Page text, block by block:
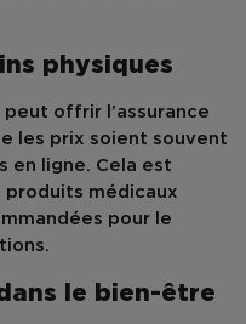
physiques
peut offrir l’assurance
les prix soient souvent
en ligne. Cela est
médicaux
pour le
le bien-être